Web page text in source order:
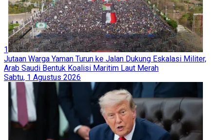
1
Jutaan Warga Yaman Turun ke Jalan Dukung Eskalasi Militer,
Arab Saudi Bentuk Koalisi Maritim Laut Merah
Sabtu, 1 Agustus 2026